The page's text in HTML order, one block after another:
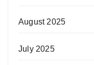
August 2025
July 2025